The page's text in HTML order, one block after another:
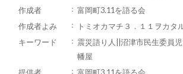
作成者
富岡町3.11を語る会
作成者よみ
トミオカマチ３．１１ヲカタ
キーワード
震災語り人||沼津市民生委員
幡屋